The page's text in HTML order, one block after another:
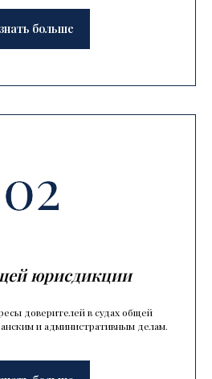
больше
юрисдикции
доверителей в судах общей
и административным делам.